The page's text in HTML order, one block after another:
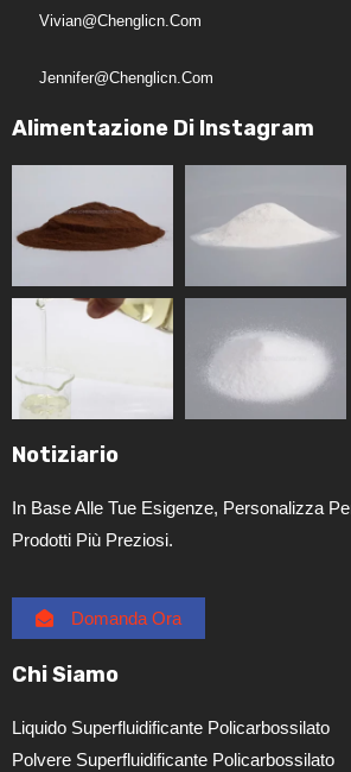
Vivian@chenglicn.com
Jennifer@chenglicn.com
Alimentazione Di Instagram
Notiziario
In Base Alle Tue Esigenze, Personalizza
Prodotti Più Preziosi.
Domanda Ora
Chi Siamo
Liquido Superfluidificante Policarbossilato
Polvere Superfluidificante Policarbossilato